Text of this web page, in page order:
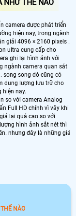
NHƯ THẾ NÀO
camera được phát triển
hiện nay, trong ngành
giải 4096 × 2160 pixels .
ultra cung cấp cho
ghi lại hình ảnh với
ngành camera quan sát
song song đó cũng có
dung lượng lưu trữ cho
hiện nay.
so với camera Analog
Full HD chính vì vây khi
lại quá cao so với
hình ảnh sắt nét thì
nhưng đây là những giá
NÀO